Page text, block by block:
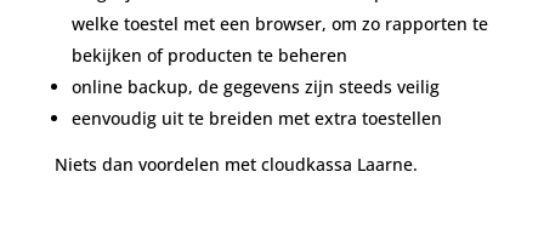
welke toestel met een browser, om zo rapporten te
bekijken of producten te beheren
online backup, de gegevens zijn steeds veilig
eenvoudig uit te breiden met extra toestellen
Niets dan voordelen met cloudkassa Laarne.